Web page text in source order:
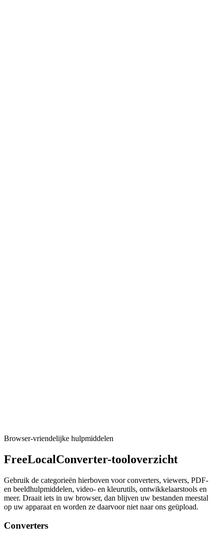
Browser-vriendelijke hulpmiddelen
FreeLocalConverter-tooloverzicht
Gebruik de categorieën hierboven voor converters, viewers, PDF-
en beeldhulpmiddelen, video- en kleurutils, ontwikkelaarstools en
meer. Draait iets in uw browser, dan blijven uw bestanden meestal
op uw apparaat en worden ze daarvoor niet naar ons geüpload.
Converters